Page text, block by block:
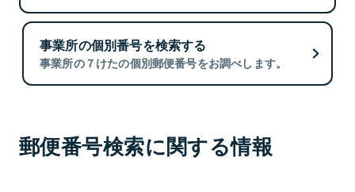
事業所の個別番号を検索する
事業所の７けたの個別郵便番号をお調べします。
郵便番号検索に関する情報